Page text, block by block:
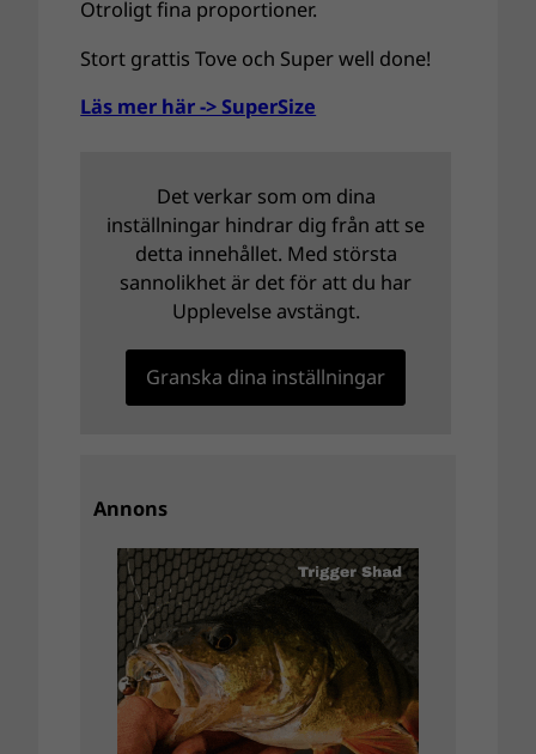
Otroligt fina proportioner.
Stort grattis Tove och Super well done!
Läs mer här -> SuperSize
Det verkar som om dina
inställningar hindrar dig från att se
detta innehållet. Med största
sannolikhet är det för att du har
Upplevelse avstängt.
Granska dina inställningar
Annons